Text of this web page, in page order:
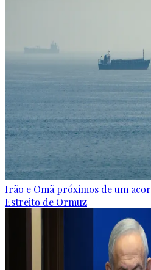
Irão e Omã próximos de um
Estreito de Ormuz